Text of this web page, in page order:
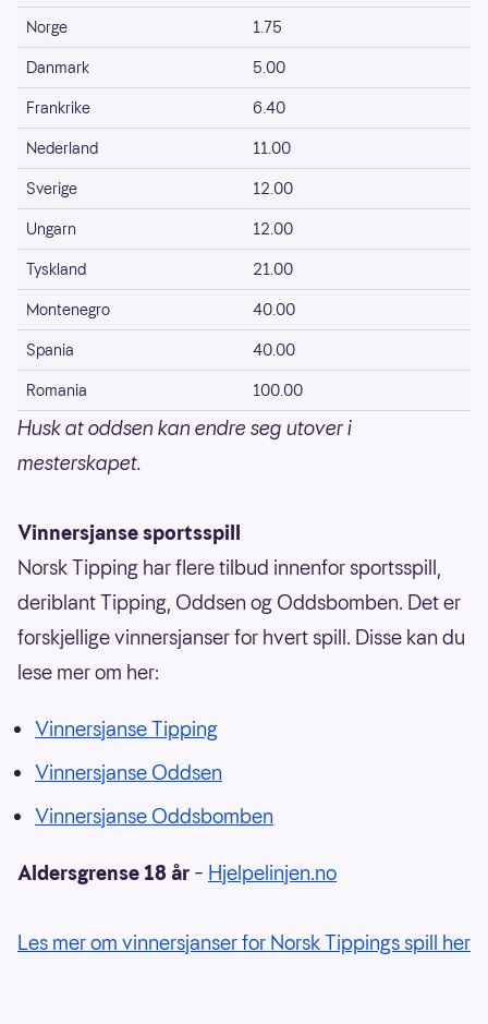
Norge
1.75
Danmark
5.00
Frankrike
6.40
Nederland
11.00
Sverige
12.00
Ungarn
12.00
Tyskland
21.00
Montenegro
40.00
Spania
40.00
Romania
100.00
Husk at oddsen kan endre seg utover i
mesterskapet.
Vinnersjanse sportsspill
Norsk Tipping har flere tilbud innenfor sportsspill,
deriblant Tipping, Oddsen og Oddsbomben. Det er
forskjellige vinnersjanser for hvert spill. Disse kan du
lese mer om her:
Vinnersjanse Tipping
Vinnersjanse Oddsen
Vinnersjanse Oddsbomben
Aldersgrense 18 år – Hjelpelinjen.no
Les mer om vinnersjanser for Norsk Tippings spill her